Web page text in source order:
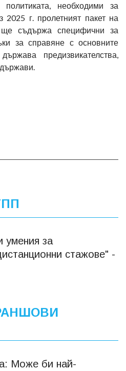
необходими за
2025 г. пролетният пакет на
ще съдържа специфични за
за справяне с основните
предизвикателства,
умения за
стажове" -
Може би най-